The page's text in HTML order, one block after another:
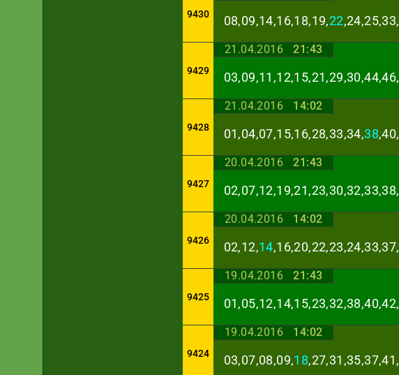
9430 08,09,14,16,18,19,22,24,25,33,
9429
21.04.2016 21:43
03,09,11,12,15,21,29,30,44,46,
9428
21.04.2016 14:02
01,04,07,15,16,28,33,34,38,40,
9427
20.04.2016 21:43
02,07,12,19,21,23,30,32,33,38,
9426
20.04.2016 14:02
02,12,14,16,20,22,23,24,33,37,
9425
19.04.2016 21:43
01,05,12,14,15,23,32,38,40,42,
9424
19.04.2016 14:02
03,07,08,09,18,27,31,35,37,41,